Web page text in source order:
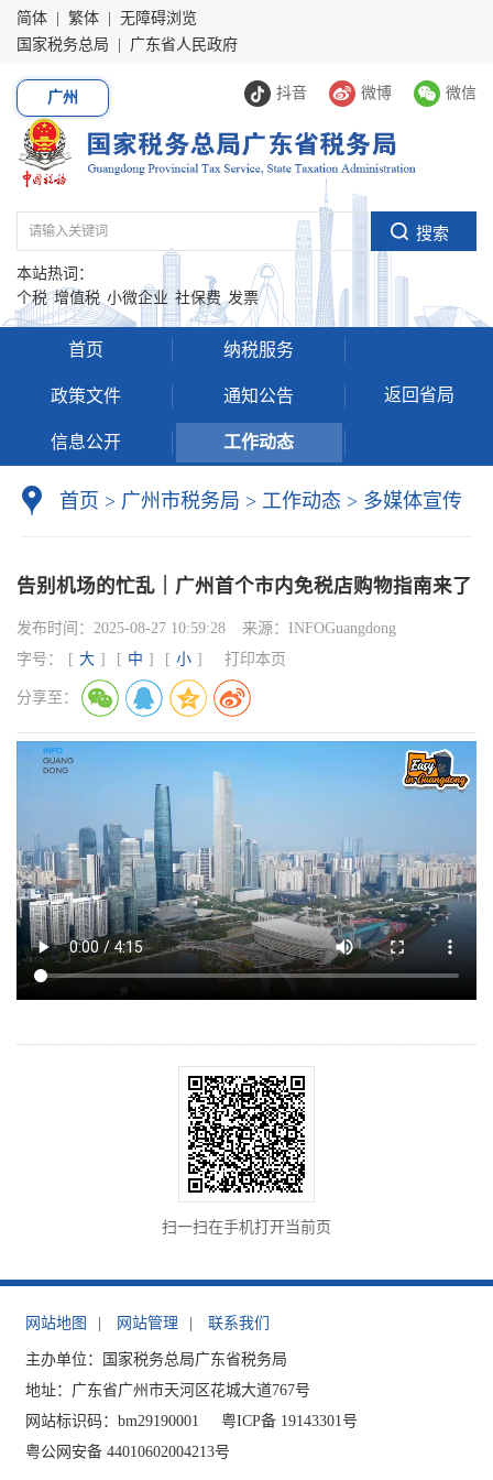
简体 繁体
无障碍浏览
国家税务总局
广东省人民政府
抖音 微博 微信
广州
本站热词：
个税 增值税 小微企业 社保费 发票
首页 纳税服务
政策文件 通知公告
信息公开 工作动态
返回省局
首页 > 广州市税务局 > 工作动态 > 多媒体宣传
告别机场的忙乱｜广州首个市内免税店购物指南来了
发布时间： 2025-08-27 10:59:28 来源： INFOGuangdong
字号：
[ 大 ] [ 中 ] [ 小 ] 打印本页
分享至：
扫一扫在手机打开当前页
网站地图 网站管理 联系我们
主办单位：国家税务总局广东省税务局
地址：广东省广州市天河区花城大道767号
网站标识码：bm29190001
粤ICP备 19143301号
粤公网安备 44010602004213号